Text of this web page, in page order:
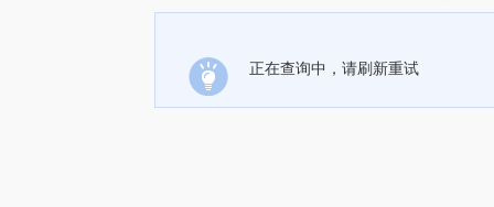
正在查询中，请刷新重试